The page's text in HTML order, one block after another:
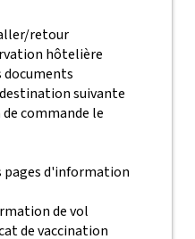
retour
hôtelière
documents
suivante
commande le
pages d'information
de vol
de vaccination